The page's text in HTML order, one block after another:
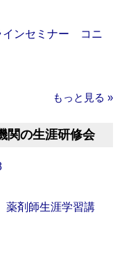
インセミナー コニ
もっと見る »
関の生涯研修会
剤師生涯学習講